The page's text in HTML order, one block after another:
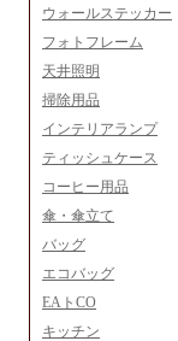
ウォールステッカー
フォトフレーム
天井照明
掃除用品
インテリアランプ
ティッシュケース
コーヒー用品
傘・傘立て
バッグ
エコバッグ
EAトCO
キッチン